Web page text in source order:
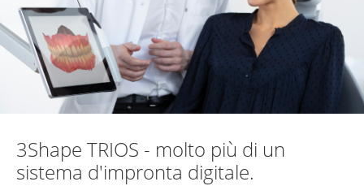
3Shape TRIOS - molto più di un
sistema d'impronta digitale.